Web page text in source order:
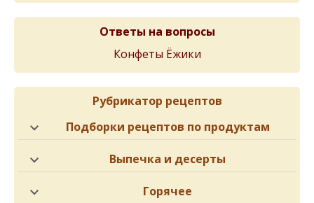
Ответы на вопросы
Конфеты Ёжики
Рубрикатор рецептов
Подборки рецептов по продуктам
Выпечка и десерты
Горячее